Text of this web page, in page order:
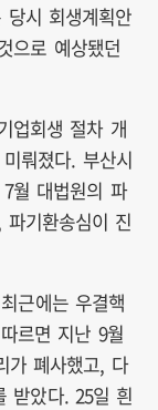
시 회생계획안
으로 예상됐던
업회생 절차 개
뤄졌다. 부산시
월 대법원의 파
기환송심이 진
근에는 우결핵
르면 지난 9월
가 폐사했고, 다
받았다. 25일 흰